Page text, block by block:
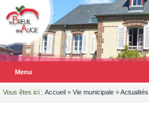
Menu
Vous êtes ici : Accueil » Vie municipale »Actualités